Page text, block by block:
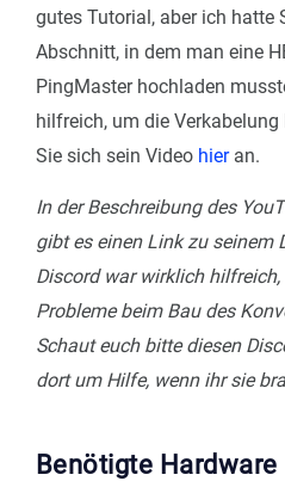
gutes Tutorial, aber ich hatte
Abschnitt, in dem man eine
PingMaster hochladen
hilfreich, um die
Sie sich sein Video hieran.
In der Beschreibung des
gibt es einen Link zu seinem
Discord war wirklich
Probleme beim Bau des
Schaut euch bitte diesen
dort um Hilfe, wenn ihr sie
Benötigte Hardware